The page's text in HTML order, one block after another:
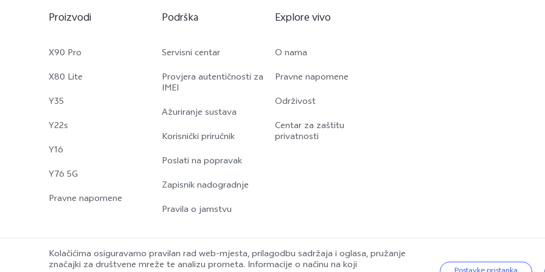
Proizvodi
X90 Pro
X80 Lite
Y35
Y22s
Y16
Y76 5G
Pravne napomene
Podrška
Servisni centar
Provjera autentičnosti za
IMEI
Ažuriranje sustava
Korisnički priručnik
Poslati na popravak
Zapisnik nadogradnje
Pravila o jamstvu
Explore vivo
O nama
Pravne napomene
Održivost
Centar za zaštitu
privatnosti
© 2026 vivo Mobile Communication Co., Ltd. Sva prava pridržana. | vivo Pravila o privatnosti vivo Politika o kolačićima | Podrška za zaštitu
Kolačićima osiguravamo pravilan rad web-mjesta, prilagodbu sadržaja i oglasa, pružanje
značajki za društvene mreže te analizu prometa. Informacije o načinu na koji